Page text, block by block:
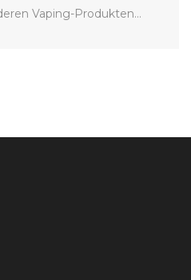
Vaping-Produkten